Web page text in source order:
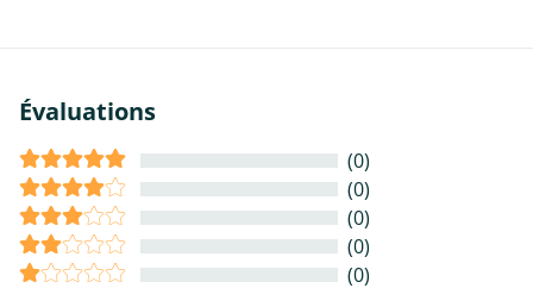
Évaluations
(0)
(0)
(0)
(0)
(0)